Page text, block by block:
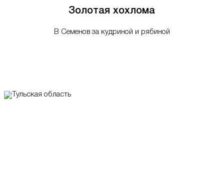
Золотая хохлома
В Семенов за кудриной и рябиной